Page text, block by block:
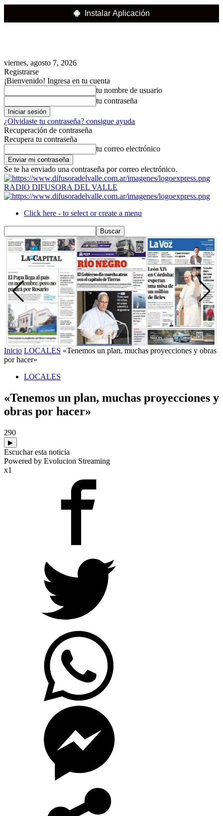
Instalar Aplicación
viernes, agosto 7, 2026
Registrarse
¡Bienvenido! Ingresa en tu cuenta
tu nombre de usuario
tu contraseña
¿Olvidaste tu contraseña? consigue ayuda
Recuperación de contraseña
Recupera tu contraseña
tu correo electrónico
Se te ha enviado una contraseña por correo electrónico.
RADIO DIFUSORA DEL VALLE
Click here - to select or create a menu
Inicio LOCALES «Tenemos un plan, muchas proyecciones y obras
por hacer»
LOCALES
«Tenemos un plan, muchas proyecciones y
obras por hacer»
290
▶
Escuchar esta noticia
Powered by Evolucion Streaming
x1